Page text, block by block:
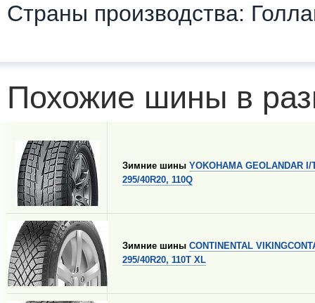
Страны производства:
Похожие шины в
Зимние шины YOKOHAMA GEOLANDAR I/
295/40R20, 110Q
Зимние шины CONTINENTAL
295/40R20, 110T XL